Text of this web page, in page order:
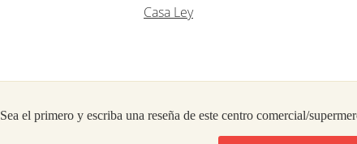
Casa Ley
Sea el primero y escriba una reseña de este centro comercial/